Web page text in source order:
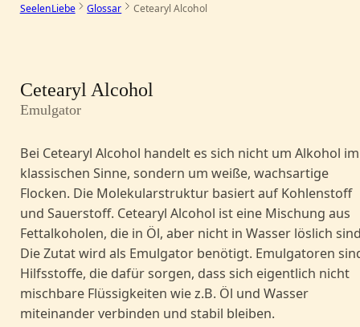
SeelenLiebe Glossar Cetearyl Alcohol
Cetearyl Alcohol
Emulgator
Bei Cetearyl Alcohol handelt es sich nicht um Alkohol im
klassischen Sinne, sondern um weiße, wachsartige
Flocken. Die Molekularstruktur basiert auf Kohlenstoff
und Sauerstoff. Cetearyl Alcohol ist eine Mischung aus
Fettalkoholen, die in Öl, aber nicht in Wasser löslich
Die Zutat wird als Emulgator benötigt. Emulgatoren
Hilfsstoffe, die dafür sorgen, dass sich eigentlich nicht
mischbare Flüssigkeiten wie z.B. Öl und Wasser
miteinander verbinden und stabil bleiben.